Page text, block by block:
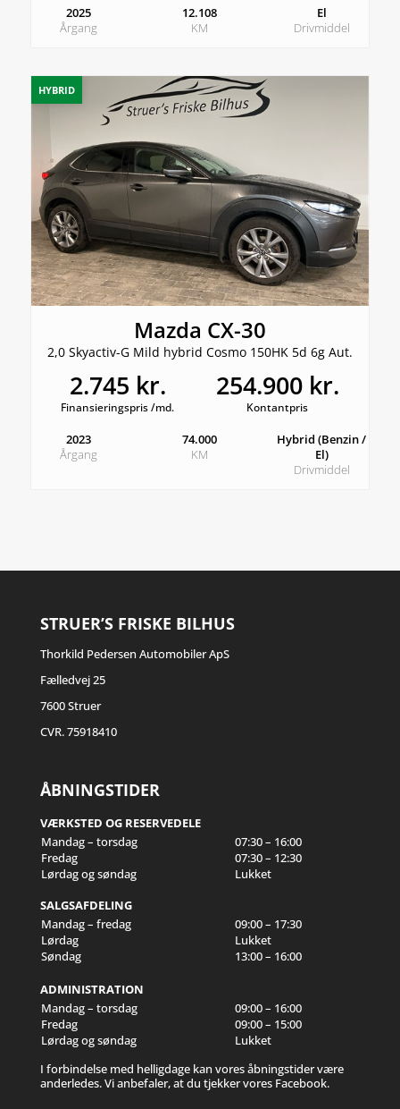
2025
Årgang
12.108
KM
El
Drivmiddel
HYBRID
Mazda CX-30
2,0 Skyactiv-G Mild hybrid Cosmo 150HK 5d 6g Aut.
2.745 kr.
Finansieringspris /md.
254.900 kr.
Kontantpris
2023
Årgang
74.000
KM
Hybrid (Benzin /
El)
Drivmiddel
STRUER’S FRISKE BILHUS
Thorkild Pedersen Automobiler ApS
Fælledvej 25
7600 Struer
CVR. 75918410
ÅBNINGSTIDER
VÆRKSTED OG RESERVEDELE
Mandag – torsdag
07:30 – 16:00
Fredag
07:30 – 12:30
Lørdag og søndag
Lukket
SALGSAFDELING
Mandag – fredag
09:00 – 17:30
Lørdag
Lukket
Søndag
13:00 – 16:00
ADMINISTRATION
Mandag – torsdag
09:00 – 16:00
Fredag
09:00 – 15:00
Lørdag og søndag
Lukket
I forbindelse med helligdage kan vores åbningstider være
anderledes. Vi anbefaler, at du tjekker vores Facebook.